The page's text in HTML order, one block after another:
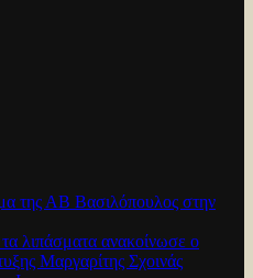
της ΑΒ Βασιλόπουλος στην
λιπάσματα ανακοίνωσε ο
Μαργαρίτης Σχοινάς